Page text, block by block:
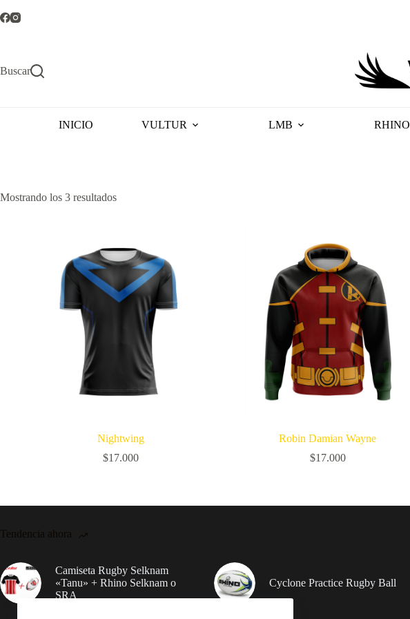
al
Buscar
INICIO VULTUR LMB RHINO
Mostrando los 3 resultadosOrdenado
Nightwing
$17.000
Robin Damian Wayne
$17.000
Tendencia ahora
Camiseta Rugby Selknam
«Tanu» + Rhino Selknam o
SRA
Cyclone Practice Rugby Ball